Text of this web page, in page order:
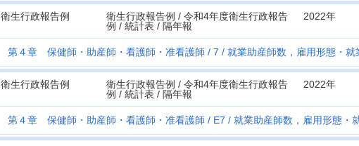
衛生行政報告例
衛生行政報告例 / 令和4年度衛生行政報告
例 / 統計表 / 隔年報
2022年
第４章 保健師・助産師・看護師・准看護師 7 就業助産師数，雇用形態・就
衛生行政報告例
衛生行政報告例 / 令和4年度衛生行政報告
例 / 統計表 / 隔年報
2022年
第４章 保健師・助産師・看護師・准看護師 E7 就業助産師数，雇用形態・